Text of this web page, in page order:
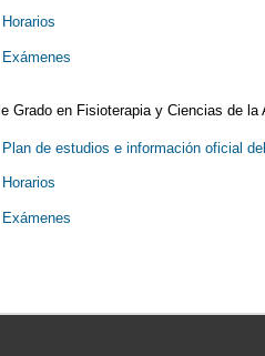
Horarios
Exámenes
Grado en Fisioterapia y Ciencias de
Plan de estudios e información oficial
Horarios
Exámenes